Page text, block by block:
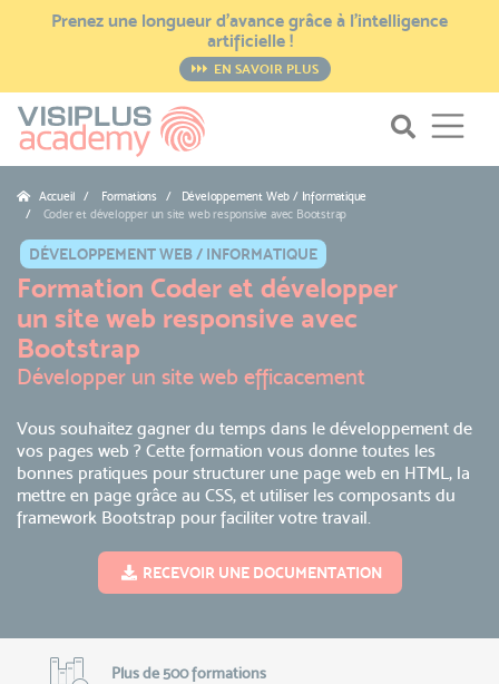
Prenez une longueur d’avance grâce à l’intelligence
artificielle !
EN SAVOIR PLUS
Accueil
Formations / Développement Web / Informatique
Coder et développer un site web responsive avec Bootstrap
DÉVELOPPEMENT WEB / INFORMATIQUE
Formation Coder et développer
un site web responsive avec
Bootstrap
Développer un site web efficacement
Vous souhaitez gagner du temps dans le développement de
vos pages web ? Cette formation vous donne toutes les
bonnes pratiques pour structurer une page web en HTML, la
mettre en page grâce au CSS, et utiliser les composants du
framework Bootstrap pour faciliter votre travail.
RECEVOIR UNE DOCUMENTATION
Plus de 500 formations